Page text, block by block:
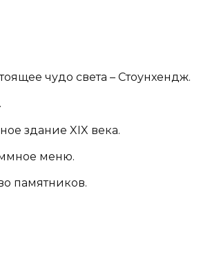
чудо света – Стоунхендж.
здание XIX века.
меню.
памятников.